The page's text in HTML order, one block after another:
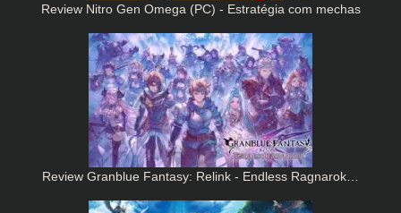
Review Nitro Gen Omega (PC) - Estratégia com mechas
Review Granblue Fantasy: Relink - Endless Ragnarok…